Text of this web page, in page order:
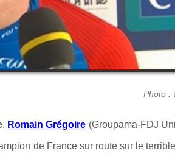
Photo :
, Romain Grégoire (Groupama-FDJ
de France sur route sur le